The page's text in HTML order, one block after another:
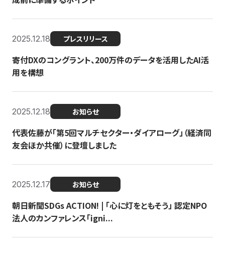
2025.12.18 プレスリリース
寄付DXのコングラント、200万件のデータを活用したAI活
用を構想
2025.12.18 お知らせ
代表佐藤が「第5回マルチセクター・ダイアローグ」（経済同
友会ほか共催）に登壇しました
2025.12.17 お知らせ
朝日新聞SDGs ACTION! | 「心に灯をともそう」 認定NPO
法人のカンファレンス「igni...